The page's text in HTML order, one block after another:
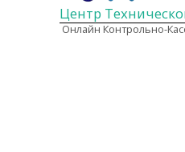
Центр
Онлайн Контрольно-